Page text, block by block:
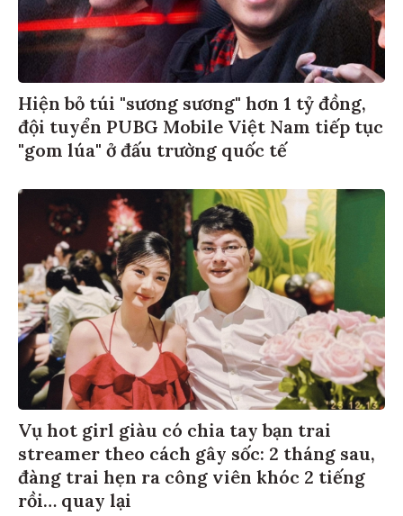
Hiện bỏ túi "sương sương" hơn 1 tỷ đồng,
đội tuyển PUBG Mobile Việt Nam tiếp tục
"gom lúa" ở đấu trường quốc tế
Vụ hot girl giàu có chia tay bạn trai
streamer theo cách gây sốc: 2 tháng sau,
đàng trai hẹn ra công viên khóc 2 tiếng
rồi… quay lại